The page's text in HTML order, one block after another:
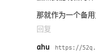
那就作为一个备用
回复
ahu
https://